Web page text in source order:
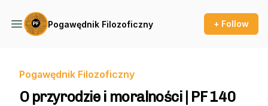
Pogawędnik Filozoficzny + Follow
Pogawędnik Filozoficzny
O przyrodzie i moralności | PF 140